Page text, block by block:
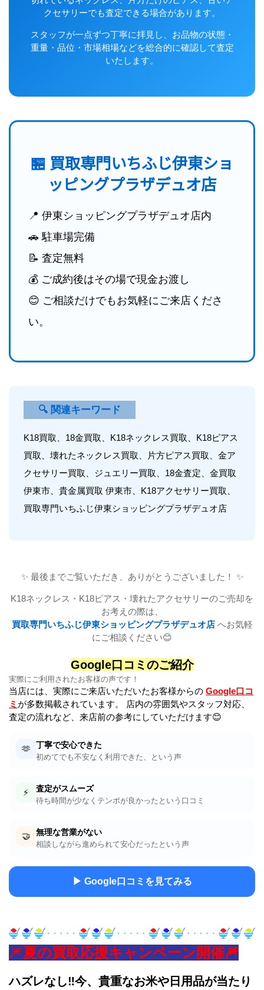
クセサリーでも査定できる場合があります。
スタッフが一点ずつ丁寧に拝見し、お品物の状態・
重量・品位・市場相場などを総合的に確認して査定
いたします。
🏪 買取専門いちふじ伊東ショ
ッピングプラザデュオ店
📍 伊東ショッピングプラザデュオ店内
🚗 駐車場完備
📝 査定無料
💰 ご成約後はその場で現金お渡し
😊 ご相談だけでもお気軽にご来店くださ
い。
🔍 関連キーワード
K18買取、18金買取、K18ネックレス買取、K18ピアス
買取、壊れたネックレス買取、片方ピアス買取、金ア
クセサリー買取、ジュエリー買取、18金査定、金買取
伊東市、貴金属買取 伊東市、K18アクセサリー買取、
買取専門いちふじ伊東ショッピングプラザデュオ店
✨ 最後までご覧いただき、ありがとうございました！ ✨
K18ネックレス・K18ピアス・壊れたアクセサリーのご売却を
お考えの際は、
買取専門いちふじ伊東ショッピングプラザデュオ店 へお気軽
にご相談ください😊
Google口コミのご紹介
実際にご利用されたお客様の声です！
当店には、実際にご来店いただいたお客様からの Google口コ
ミ が多数掲載されています。 店内の雰囲気やスタッフ対応、
査定の流れなど、来店前の参考にしていただけます😊
🫶 丁寧で安心できた
初めてでも不安なく利用できた、という声
⚡ 査定がスムーズ
待ち時間が少なくテンポが良かったという口コミ
🤝 無理な営業がない
相談しながら進められて安心だったという声
▶ Google口コミを見てみる
🎆夏の買取応援キャンペーン開催🎆
ハズレなし‼今、貴重なお米や日用品が当たり